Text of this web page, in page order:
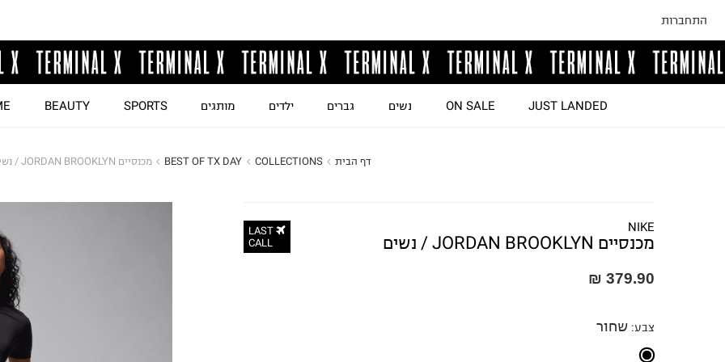
התחברות
JUST LANDED
ON SALE נשים גברים ילדים מותגים SPORTS
BEAUTY
דף הבית COLLECTIONS
BEST OF TX DAY מכנסיים JORDAN BROOKLYN / נשים
NIKE
מכנסיים JORDAN BROOKLYN / נשים
LAST
CALL
379.90 ₪
צבע: שחור